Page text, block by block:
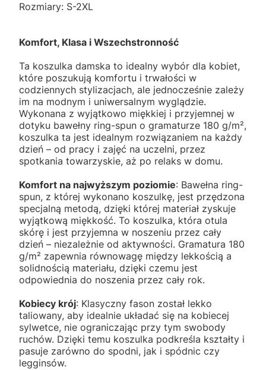
Rozmiary: S-2XL
Komfort, Klasa i Wszechstronność
Ta koszulka damska to idealny wybór dla kobiet,
które poszukują komfortu i trwałości w
codziennych stylizacjach, ale jednocześnie zależy
im na modnym i uniwersalnym wyglądzie.
Wykonana z wyjątkowo miękkiej i przyjemnej w
dotyku bawełny ring-spun o gramaturze 180 g/m²,
koszulka ta jest idealnym rozwiązaniem na każdy
dzień – od pracy i zajęć na uczelni, przez
spotkania towarzyskie, aż po relaks w domu.
Komfort na najwyższym poziomie: Bawełna ring-
spun, z której wykonano koszulkę, jest przędzona
specjalną metodą, dzięki której materiał zyskuje
wyjątkową miękkość. To koszulka, która otula
skórę i jest przyjemna w noszeniu przez cały
dzień – niezależnie od aktywności. Gramatura 180
g/m² zapewnia równowagę między lekkością a
solidnością materiału, dzięki czemu jest
odpowiednia do noszenia przez cały rok.
Kobiecy krój: Klasyczny fason został lekko
taliowany, aby idealnie układać się na kobiecej
sylwetce, nie ograniczając przy tym swobody
ruchów. Dzięki temu koszulka podkreśla kształty i
pasuje zarówno do spodni, jak i spódnic czy
legginsów.